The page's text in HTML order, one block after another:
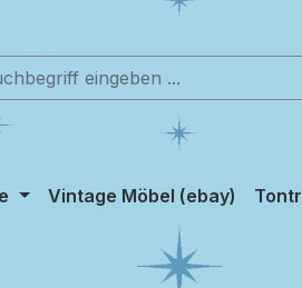
Vintage Möbel (ebay)